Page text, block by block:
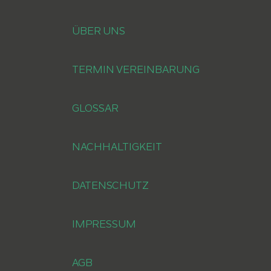
ÜBER UNS
TERMIN VEREINBARUNG
GLOSSAR
NACHHALTIGKEIT
DATENSCHUTZ
IMPRESSUM
AGB